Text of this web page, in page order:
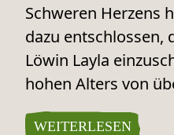
Schweren Herzens
dazu entschlossen,
Löwin Layla
hohen Alters von
WEITERLESEN